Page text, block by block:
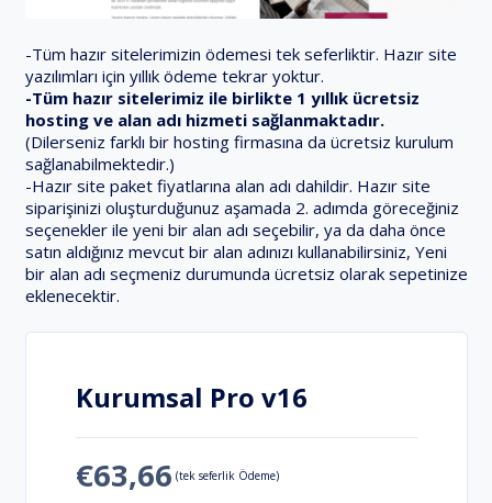
Kurumsal Pro v16
€63,66 (tek seferlik Ödeme)
-Tüm hazır sitelerimizin ödemesi tek seferliktir. Hazır site
yazılımları için yıllık ödeme tekrar yoktur.
-Tüm hazır sitelerimiz ile birlikte 1 yıllık ücretsiz
hosting ve alan adı hizmeti sağlanmaktadır.
(Dilerseniz farklı bir hosting firmasına da ücretsiz kurulum
sağlanabilmektedir.)
-Hazır site paket fiyatlarına alan adı dahildir. Hazır site
siparişinizi oluşturduğunuz aşamada 2. adımda göreceğiniz
seçenekler ile yeni bir alan adı seçebilir, ya da daha önce
satın aldığınız mevcut bir alan adınızı kullanabilirsiniz, Yeni
bir alan adı seçmeniz durumunda ücretsiz olarak sepetinize
eklenecektir.